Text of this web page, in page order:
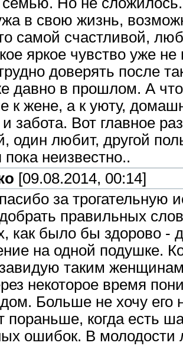
в свою жизнь,
самой счастливой,
яркое чувство уже
доверять после
давно в прошлом. А
к жене, а к уюту,
забота. Вот главное
один любит, другой
пока неизвестно..
[09.08.2014, 00:14]
за трогательную
правильных
как было бы здорово -
на одной подушке.
таким
некоторое время
Больше не хочу
пораньше, когда есть
ошибок. В молодости